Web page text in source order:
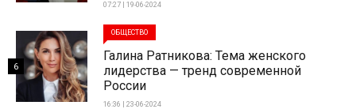
07:27 | 19-06-2024
ОБЩЕСТВО
Галина Ратникова: Тема женского
лидерства — тренд современной
России
16:36 | 23-06-2024
6